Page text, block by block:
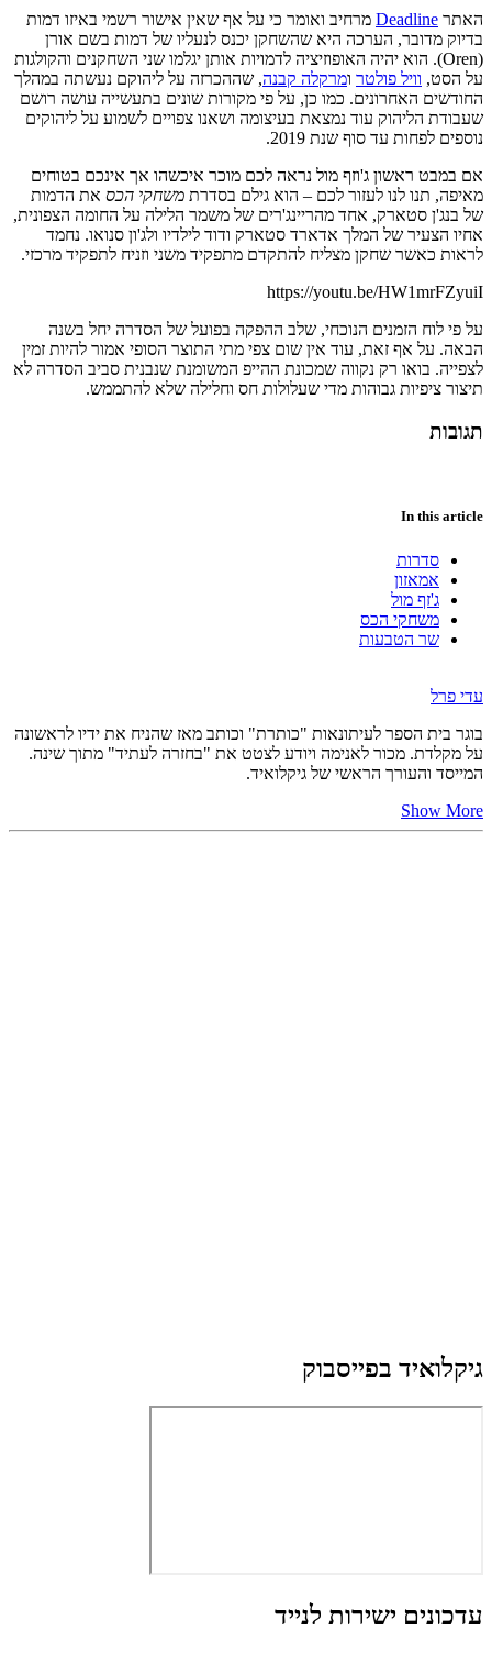
האתר Deadline מרחיב ואומר כי על אף שאין אישור רשמי באיזו דמות
בדיוק מדובר, הערכה היא שהשחקן יכנס לנעליו של דמות בשם אורן
(Oren). הוא יהיה האופוזיציה לדמויות אותן יגלמו שני השחקנים והקולגות
על הסט, וויל פולטר ומרקלה קבנה, שההכרזה על ליהוקם נעשתה במהלך
החודשים האחרונים. כמו כן, על פי מקורות שונים בתעשייה עושה רושם
שעבודת הליהוק עוד נמצאת בעיצומה ושאנו צפויים לשמוע על ליהוקים
נוספים לפחות עד סוף שנת 2019.
אם במבט ראשון ג'וזף מול נראה לכם מוכר איכשהו אך אינכם בטוחים
מאיפה, תנו לנו לעזור לכם – הוא גילם בסדרת משחקי הכס את הדמות
של בנג'ן סטארק, אחד מהריינג'רים של משמר הלילה על החומה הצפונית,
אחיו הצעיר של המלך אדארד סטארק ודוד לילדיו ולג'ון סנואו. נחמד
לראות כאשר שחקן מצליח להתקדם מתפקיד משני וזניח לתפקיד מרכזי.
https://youtu.be/HW1mrFZyuiI
על פי לוח הזמנים הנוכחי, שלב ההפקה בפועל של הסדרה יחל בשנה
הבאה. על אף זאת, עוד אין שום צפי מתי התוצר הסופי אמור להיות זמין
לצפייה. בואו רק נקווה שמכונת ההייפ המשומנת שנבנית סביב הסדרה לא
תיצור ציפיות גבוהות מדי שעלולות חס וחלילה שלא להתממש.
תגובות
In this article
סדרות
אמאזון
ג'זף מול
משחקי הכס
שר הטבעות
עדי פרל
בוגר בית הספר לעיתונאות "כותרת" וכותב מאז שהניח את ידיו לראשונה
על מקלדת. מכור לאנימה ויודע לצטט את "בחזרה לעתיד" מתוך שינה.
המייסד והעורך הראשי של גיקלואיד.
Show More
גיקלואיד בפייסבוק
עדכונים ישירות לנייד